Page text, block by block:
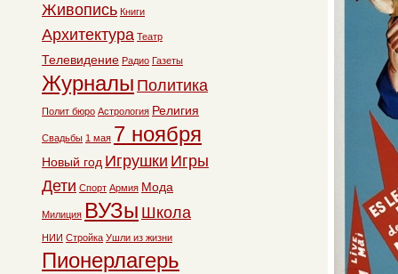
Живопись Книги
Архитектура Театр
Телевидение Радио Газеты
Журналы Политика
Полит бюро Астрология Религия
Свадьбы 1 мая 7 ноября
Новый год Игрушки Игры
Дети Спорт Армия Мода
Милиция ВУЗы Школа
НИИ Стройка Ушли из жизни
Пионерлагерь